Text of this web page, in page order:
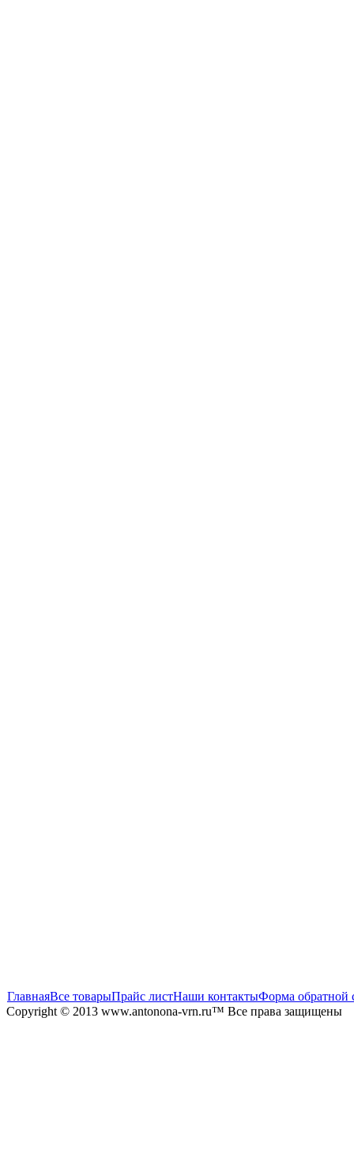
ГлавнаяВсе товарыПрайс листНаши контактыФорма обратной
Copyright © 2013 www.antonona-vrn.ru™ Все права защищены